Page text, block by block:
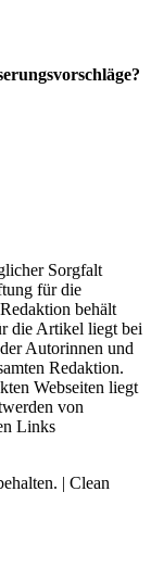
Sorgfalt
für die
behält
die Artikel liegt bei
Autorinnen und
Redaktion.
Webseiten liegt
von
Links
| Clean